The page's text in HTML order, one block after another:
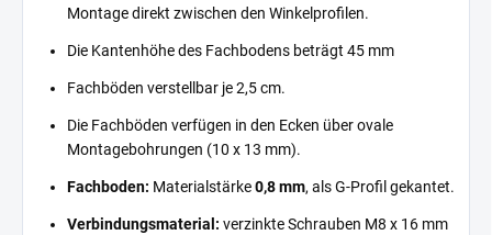
Montage direkt zwischen den Winkelprofilen.
Die Kantenhöhe des Fachbodens beträgt 45 mm
Fachböden verstellbar je 2,5 cm.
Die Fachböden verfügen in den Ecken über ovale
Montagebohrungen (10 x 13 mm).
Fachboden: Materialstärke0,8 mm, als G-Profil gekantet.
Verbindungsmaterial: verzinkte Schrauben M8 x 16 mm